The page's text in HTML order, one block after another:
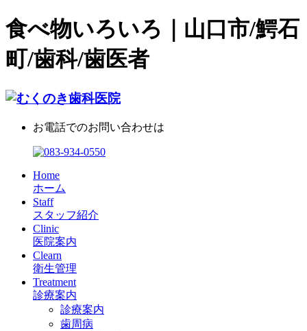
食べ物いろいろ｜山口市/鰐石
町/歯科/歯医者
お電話でのお問い合わせは
Home
ホーム
Staff
スタッフ紹介
Clinic
医院案内
Clearn
衛生管理
Treatment
診療案内
診療案内
歯周病